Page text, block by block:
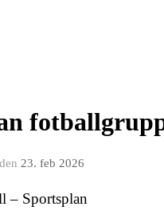
den 23. feb 2026
– Sportsplan